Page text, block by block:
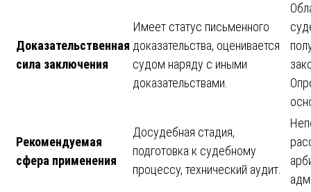
Доказательственная
сила заключения
Имеет статус письменного
доказательства, оценивается
судом наряду с иными
доказательствами.
Рекомендуемая
сфера применения
Досудебная стадия,
подготовка к судебному
процессу, технический аудит.